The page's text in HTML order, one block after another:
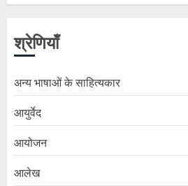
श्रेणियाँ
अन्य भाषाओं के साहित्यकार
आयुर्वेद
आयोजन
आलेख